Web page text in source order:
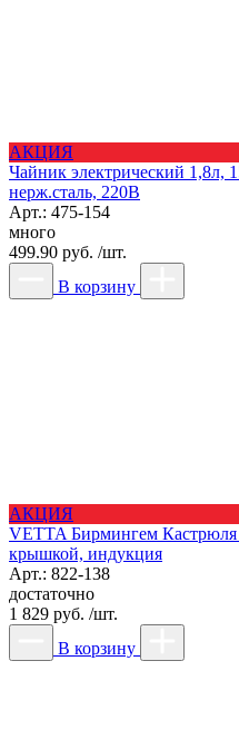
АКЦИЯ
Чайник электрический 1,8л,
нерж.сталь, 220В
Арт.: 475-154
много
499.90 руб. /шт.
В корзину
АКЦИЯ
VETTA Бирмингем Кастрюля
крышкой, индукция
Арт.: 822-138
достаточно
1 829 руб. /шт.
В корзину